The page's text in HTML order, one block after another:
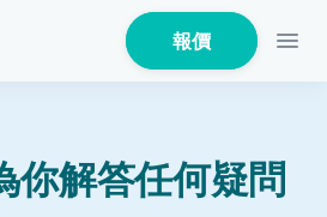
報價
你解答任何疑問